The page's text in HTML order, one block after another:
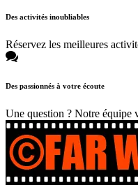
Des activités inoubliables
Réservez les meilleures
Des passionnés à votre écoute
Une question ? Notre équipe